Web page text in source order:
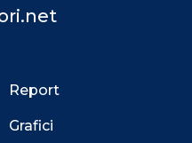
Report
Grafici